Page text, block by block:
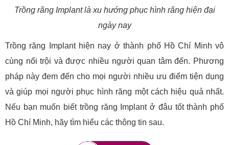
Trồng răng Implant là xu hướng phục hình răng hiện đại
ngày nay
Trồng răng Implant hiện nay ở thành phố Hồ Chí Minh vô
cùng nổi trội và được nhiều người quan tâm đến. Phương
pháp này đem đến cho mọi người nhiều ưu điểm tiện dụng
và giúp mọi người phục hình răng một cách hiệu quả nhất.
Nếu bạn muốn biết trồng răng Implant ở đâu tốt thành phố
Hồ Chí Minh, hãy tìm hiểu các thông tin sau.